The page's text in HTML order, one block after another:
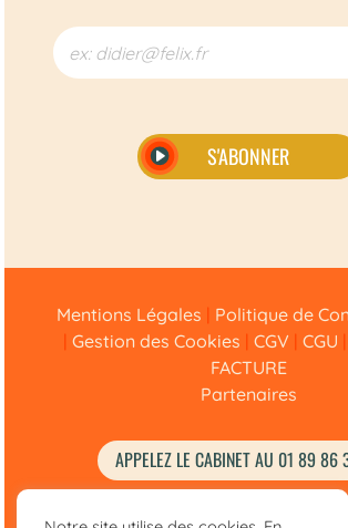
S'ABONNER
Mentions Légales | Politique de
| Gestion des Cookies | CGV | CGU |
FACTURE
Partenaires
APPELEZ LE CABINET AU 01 89 86